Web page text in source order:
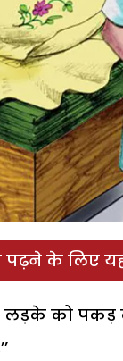
पढ़ने के लिए
को पकड़